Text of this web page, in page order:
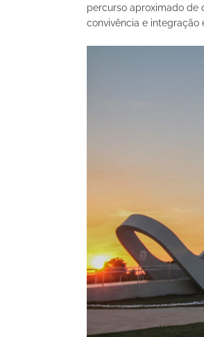
percurso aproximado de
convivência e integração